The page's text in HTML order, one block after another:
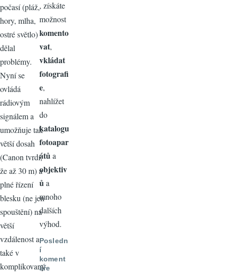
počasí (pláž,
hory, mlha,
ostré světlo)
dělal
problémy.
Nyní se
ovládá
rádiovým
signálem a
umožňuje tak
větší dosah
(Canon tvrdí,
že až 30 m) a
plné řízení
blesku (ne jen
spouštění) na
větší
vzdálenost a
také v
komplikovaný
, získáte
možnost
komento
vat,
vkládat
fotografi
e,
nahlížet
do
katalogu
fotoapar
átů a
objektiv
ů a
mnoho
dalších
výhod.
Posledn
í
koment
áře